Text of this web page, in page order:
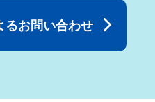
るお問い合わせ